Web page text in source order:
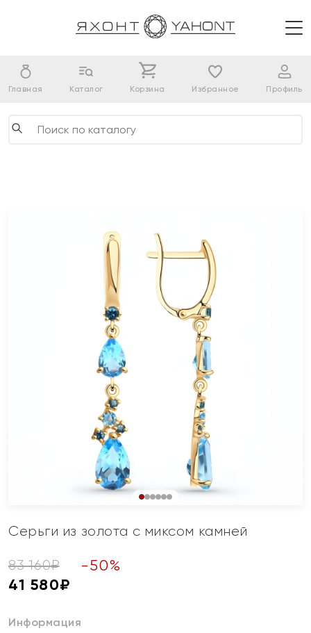
Главная Каталог Корзина Избранное Профиль
Серьги из золота с миксом камней
83 160₽ -50%
41 580₽
Информация